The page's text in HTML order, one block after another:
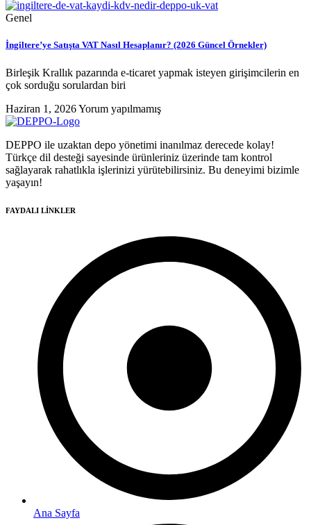
Genel
İngiltere’ye Satışta VAT Nasıl Hesaplanır? (2026 Güncel Örnekler)
Birleşik Krallık pazarında e-ticaret yapmak isteyen girişimcilerin en
çok sorduğu sorulardan biri
Haziran 1, 2026Yorum yapılmamış
DEPPO ile uzaktan depo yönetimi inanılmaz derecede kolay!
Türkçe dil desteği sayesinde ürünleriniz üzerinde tam kontrol
sağlayarak rahatlıkla işlerinizi yürütebilirsiniz. Bu deneyimi bizimle
yaşayın!
FAYDALI LİNKLER
Ana Sayfa